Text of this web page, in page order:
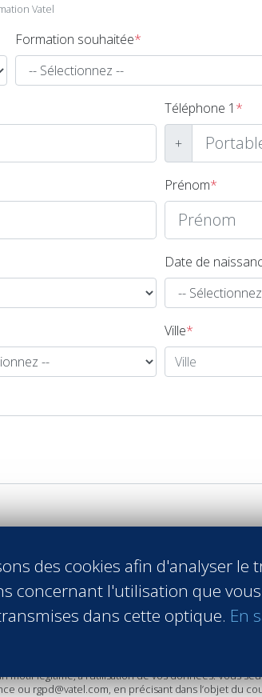
Vatel
Formation souhaitée*
Téléphone 1 *
+
Prénom*
Date de
Ville*
brochure.
demande de brochure.
aux Etats Unis. Aussi des accords ont été pris en
de la demande ou à défaut un (1) an, sauf
matière de données personnelles, vous
légitime, à l’utilisation de vos données. Vous
ou rgpd@vatel.com, en précisant dans l’objet du
des cookies afin d'analyser le
concernant l'utilisation que
dans cette optique. En